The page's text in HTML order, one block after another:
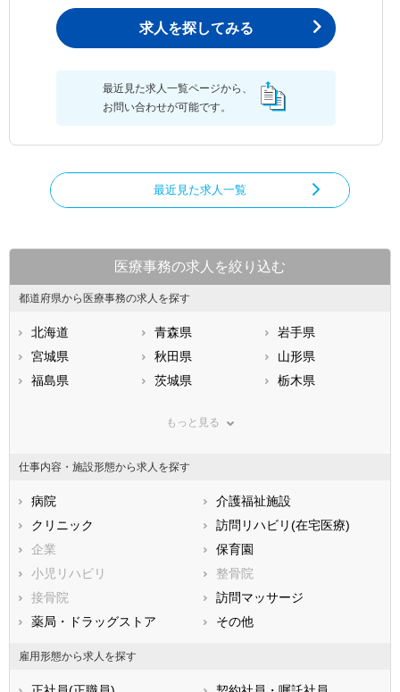
求人を探してみる
最近見た求人一覧ページから、
お問い合わせが可能です。
最近見た求人一覧
医療事務の求人を絞り込む
都道府県から医療事務の求人を探す
北海道 青森県
岩手県
宮城県
秋田県
山形県
福島県
茨城県
栃木県
神奈川県
石川県
福井県
静岡県
三重県
滋賀県
大阪府
兵庫県
鳥取県
広島県
徳島県
香川県
愛媛県
もっと見る
仕事内容・施設形態から求人を探す
病院
介護福祉施設
クリニック
訪問リハビリ(在宅医療)
企業
保育園
小児リハビリ
整骨院
接骨院
訪問マッサージ
薬局・ドラッグストア
その他
雇用形態から求人を探す